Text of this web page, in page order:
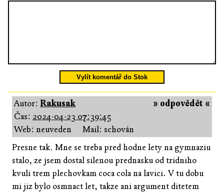
Vylít komentář do Stok
» odpovědět «
Autor: Rakusak
Čas: 2024-04-23 07:39:45
Web: neuveden
Mail: schován
Presne tak. Mne se treba pred hodne lety na gymnaziu
stalo, ze jsem dostal silenou prednasku od tridniho
kvuli trem plechovkam coca cola na lavici. V tu dobu
mi jiz bylo osmnact let, takze ani argument ditetem